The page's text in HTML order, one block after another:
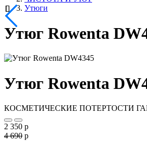
Утюги
Утюг Rowenta
Утюг Rowenta
КОСМЕТИЧЕСКИЕ ПОТЕРТОСТИ
2 350 p
4 690 p